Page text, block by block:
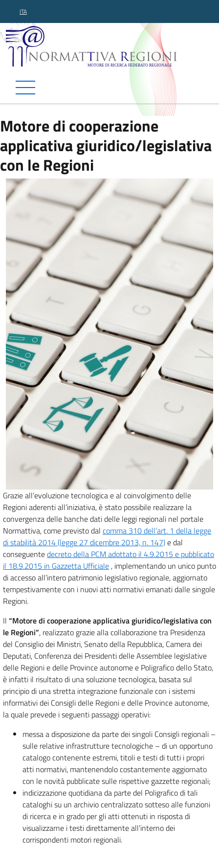
ITA
Normattiva Regioni -
Motore di cooperazione
applicativa giuridico/legislativa
con le Regioni
Grazie all’evoluzione tecnologica e al coinvolgimento delle
Regioni aderenti all’iniziativa, è stato possibile realizzare la
convergenza delle banche dati delle leggi regionali nel portale
Normattiva, come previsto dal comma 310 dell’art. 1 della legge
di stabilità 2014 (legge 27 dicembre 2013, n. 147)e dal
conseguentedecreto della PCM adottato il 4.9.2015 e pubblicato
il 18.9.2015 in Gazzetta Ufficiale , implementando un unico punto
di accesso all’intero patrimonio legislativo regionale, aggiornato
tempestivamente con i nuovi atti normativi emanati dalle singole
Regioni.
Il “Motore di cooperazione applicativa giuridico/legislativa con
le Regioni”, realizzato grazie alla collaborazione tra Presidenza
del Consiglio dei Ministri, Senato della Repubblica, Camera dei
Deputati, Conferenza dei Presidenti delle Assemblee legislative
delle Regioni e delle Province autonome e Poligrafico dello Stato,
è infatti il risultato di una soluzione tecnologica, basata sul
principio di una stretta integrazione funzionale con i sistemi
informativi dei Consigli delle Regioni e delle Province autonome,
la quale prevede i seguenti passaggi operativi:
messa a disposizione da parte dei singoli Consigli regionali –
sulle relative infrastrutture tecnologiche – di un opportuno
catalogo contenente estremi, titoli e testi di tutti i propri
atti normativi, mantenendolo costantemente aggiornato
con le novità pubblicate sulle rispettive gazzette regionali;
indicizzazione quotidiana da parte del Poligrafico di tali
cataloghi su un archivio centralizzato sotteso alle funzioni
di ricerca e in grado per gli atti ottenuti in risposta di
visualizzarne i testi direttamente all’interno dei
corrispondenti motori regionali.